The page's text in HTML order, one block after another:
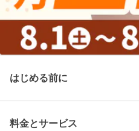
はじめる前に
料金とサービス